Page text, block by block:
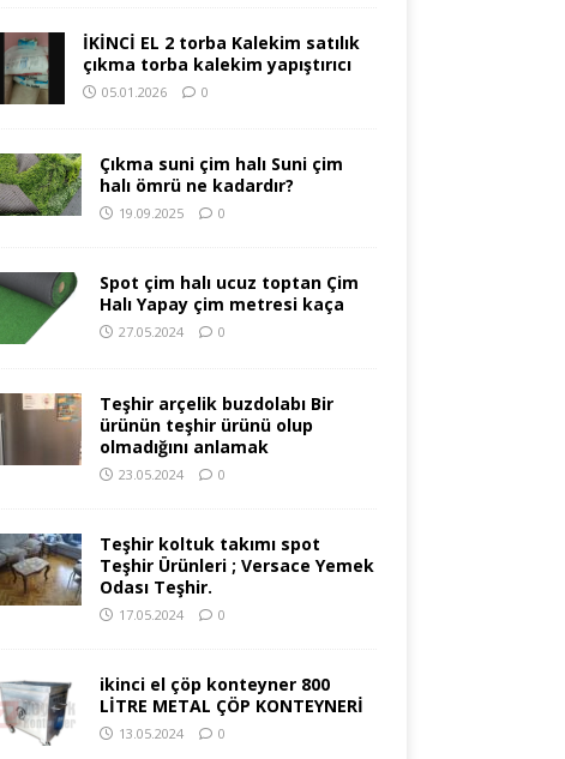
İKİNCİ EL 2 torba Kalekim satılık
çıkma torba kalekim yapıştırıcı
05.01.2026 0
Çıkma suni çim halı Suni çim
halı ömrü ne kadardır?
19.09.2025 0
Spot çim halı ucuz toptan Çim
Halı Yapay çim metresi kaça
27.05.2024 0
Teşhir arçelik buzdolabı Bir
ürünün teşhir ürünü olup
olmadığını anlamak
23.05.2024 0
Teşhir koltuk takımı spot
Teşhir Ürünleri ; Versace Yemek
Odası Teşhir.
17.05.2024 0
ikinci el çöp konteyner 800
LİTRE METAL ÇÖP KONTEYNERİ
13.05.2024 0